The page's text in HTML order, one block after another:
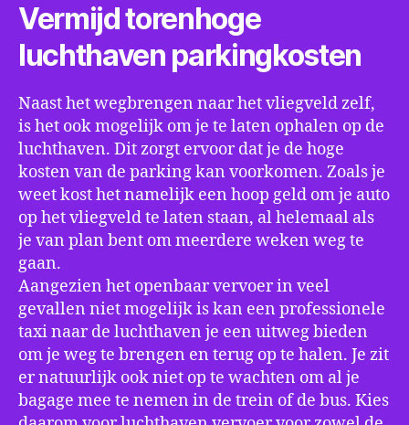
Vermijd torenhoge
luchthaven parkingkosten
Naast het wegbrengen naar het vliegveld zelf,
is het ook mogelijk om je te laten ophalen op de
luchthaven. Dit zorgt ervoor dat je de hoge
kosten van de parking kan voorkomen. Zoals je
weet kost het namelijk een hoop geld om je auto
op het vliegveld te laten staan, al helemaal als
je van plan bent om meerdere weken weg te
gaan.
Aangezien het openbaar vervoer in veel
gevallen niet mogelijk is kan een professionele
taxi naar de luchthaven je een uitweg bieden
om je weg te brengen en terug op te halen. Je zit
er natuurlijk ook niet op te wachten om al je
bagage mee te nemen in de trein of de bus. Kies